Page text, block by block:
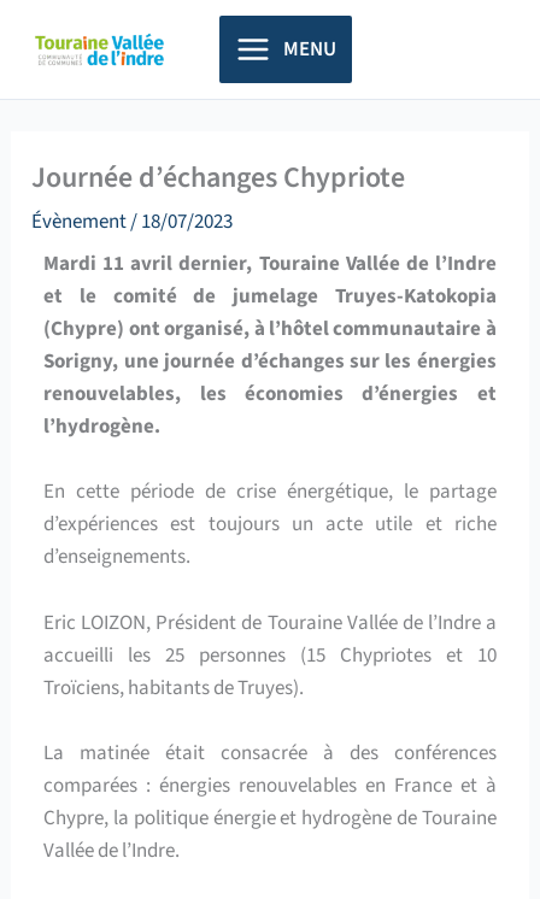
principal
MENU
Journée d’échanges Chypriote
Évènement/18/07/2023
Mardi 11 avril dernier, Touraine Vallée de l’Indre
et le comité de jumelage Truyes-Katokopia
(Chypre) ont organisé, à l’hôtel communautaire à
Sorigny, une journée d’échanges sur les énergies
renouvelables, les économies d’énergies et
l’hydrogène.
En cette période de crise énergétique, le partage
d’expériences est toujours un acte utile et riche
d’enseignements.
Eric LOIZON, Président de Touraine Vallée de l’Indre a
accueilli les 25 personnes (15 Chypriotes et 10
Troïciens, habitants de Truyes).
La matinée était consacrée à des conférences
comparées : énergies renouvelables en France et à
Chypre, la politique énergie et hydrogène de Touraine
Vallée de l’Indre.